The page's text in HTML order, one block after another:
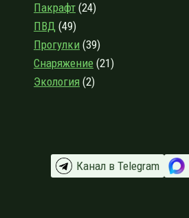
Пакрафт (24)
ПВД (49)
Прогулки (39)
Снаряжение (21)
Экология (2)
Канал в Telegram